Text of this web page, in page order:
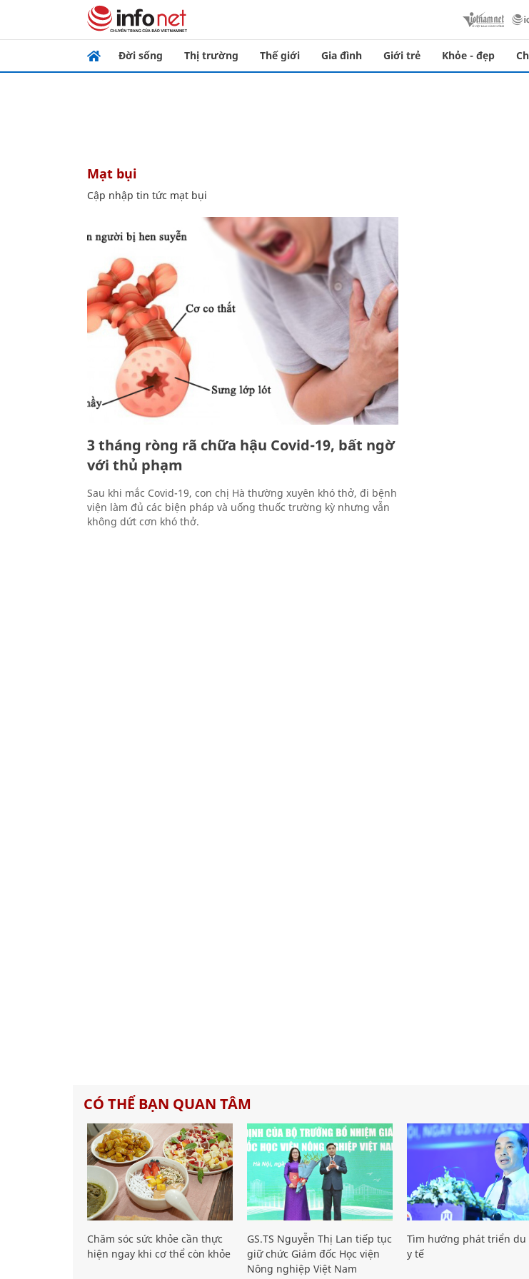
Đời sống Thị trường Thế giới Gia đình Giới trẻ Khỏe - đẹp
mạt bụi
Cập nhập tin tức mạt bụi
3 tháng ròng rã chữa hậu Covid-19, bất ngờ
với thủ phạm
Sau khi mắc Covid-19, con chị Hà thường xuyên khó thở, đi bệnh
viện làm đủ các biện pháp và uống thuốc trường kỳ nhưng vẫn
không dứt cơn khó thở.
CÓ THỂ BẠN QUAN TÂM
Chăm sóc sức khỏe cần thực
hiện ngay khi cơ thể còn khỏe
GS.TS Nguyễn Thị Lan tiếp tục
giữ chức Giám đốc Học viện
Nông nghiệp Việt Nam
Tìm hướng phát triển du
y tế